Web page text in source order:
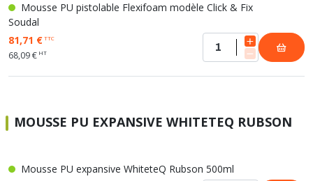
Mousse PU pistolable Flexifoam modèle Click & Fix
Soudal
81,71 €TTC
68,09 € HT
MOUSSE PU EXPANSIVE WHITETEQ RUBSON
Mousse PU expansive WhiteteQ Rubson 500ml